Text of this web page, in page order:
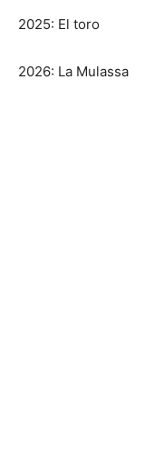
2025: El toro
2026: La Mulassa